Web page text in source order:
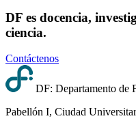
DF es docencia,
ciencia.
Contáctenos
DF: Departamento de
Pabellón I, Ciudad